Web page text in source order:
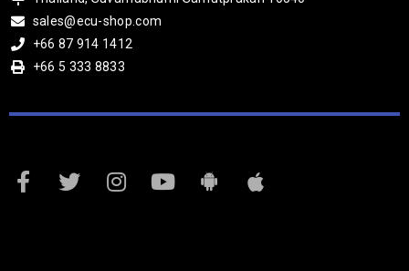
sales@ecu-shop.com
+66 87 914 1412
+66 5 333 8833